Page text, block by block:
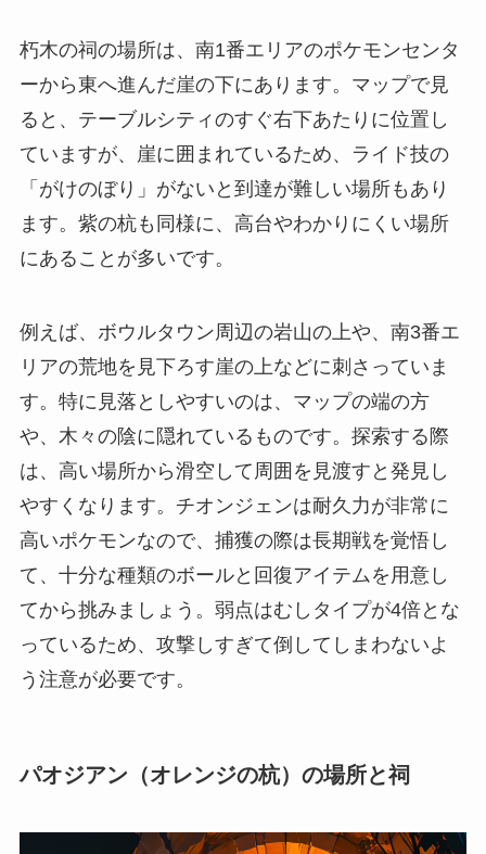
朽木の祠の場所は、南1番エリアのポケモンセンタ
ーから東へ進んだ崖の下にあります。マップで見
ると、テーブルシティのすぐ右下あたりに位置し
ていますが、崖に囲まれているため、ライド技の
「がけのぼり」がないと到達が難しい場所もあり
ます。紫の杭も同様に、高台やわかりにくい場所
にあることが多いです。
例えば、ボウルタウン周辺の岩山の上や、南3番エ
リアの荒地を見下ろす崖の上などに刺さっていま
す。特に見落としやすいのは、マップの端の方
や、木々の陰に隠れているものです。探索する際
は、高い場所から滑空して周囲を見渡すと発見し
やすくなります。チオンジェンは耐久力が非常に
高いポケモンなので、捕獲の際は長期戦を覚悟し
て、十分な種類のボールと回復アイテムを用意し
てから挑みましょう。弱点はむしタイプが4倍とな
っているため、攻撃しすぎて倒してしまわないよ
う注意が必要です。
パオジアン（オレンジの杭）の場所と祠